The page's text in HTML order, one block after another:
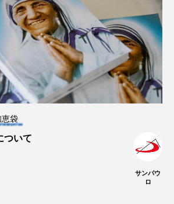
恵袋
ついて
サンパウ
ロ